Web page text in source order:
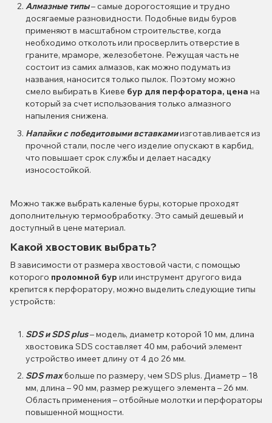
Алмазные типы– самые дорогостоящие и трудно
досягаемые разновидности. Подобные виды буров
применяют в масштабном строительстве, когда
необходимо отколоть или просверлить отверстие в
граните, мраморе, железобетоне. Режущая часть не
состоит из самих алмазов, как можно подумать из
названия, наносится только пылок. Поэтому можно
смело выбирать в Киеве бур для перфоратора, цена на
который за счет использования только алмазного
напыления снижена.
Напайки с победитовыми вставкамиизготавливается из
прочной стали, после чего изделие опускают в карбид,
что повышает срок службы и делает насадку
износостойкой.
Можно также выбрать каленые буры, которые проходят
дополнительную термообработку. Это самый дешевый и
доступный в цене материал.
Какой хвостовик выбрать?
В зависимости от размера хвостовой части, с помощью
которого проломной бур или инструмент другого вида
крепится к перфоратору, можно выделить следующие типы
устройств:
SDS и SDS plus– модель, диаметр которой 10 мм, длина
хвостовика SDS составляет 40 мм, рабочий элемент
устройство имеет длину от 4 до 26 мм.
SDS maxбольше по размеру, чем SDS plus. Диаметр – 18
мм, длина – 90 мм, размер режущего элемента – 26 мм.
Область применения – отбойные молотки и перфораторы
повышенной мощности.